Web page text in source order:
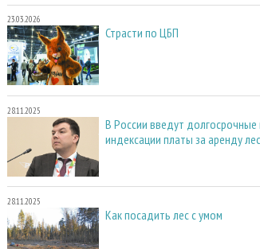
23.03.2026
Страсти по ЦБП
28.11.2025
В России введут долгосрочные
индексации платы за аренду
28.11.2025
Как посадить лес с умом